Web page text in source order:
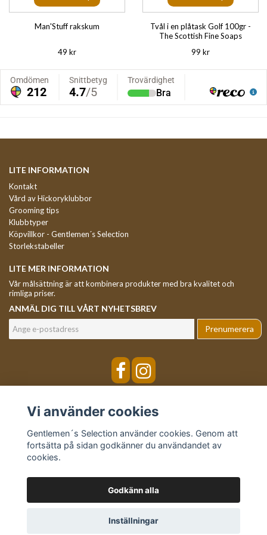
Man'Stuff rakskum
49 kr
Tvål i en plåtask Golf 100gr -
The Scottish Fine Soaps
99 kr
LITE INFORMATION
Kontakt
Vård av Hickoryklubbor
Grooming tips
Klubbtyper
Köpvillkor - Gentlemen´s Selection
Storlekstabeller
LITE MER INFORMATION
Vår målsättning är att kombinera produkter med bra kvalitet och
rimliga priser.
ANMÄL DIG TILL VÅRT NYHETSBREV
Prenumerera
© Copyright Gentlemen´s Selection
Vi använder cookies
Gentlemen´s Selection använder cookies. Genom att
fortsätta på sidan godkänner du användandet av
cookies.
Godkänn alla
Inställningar